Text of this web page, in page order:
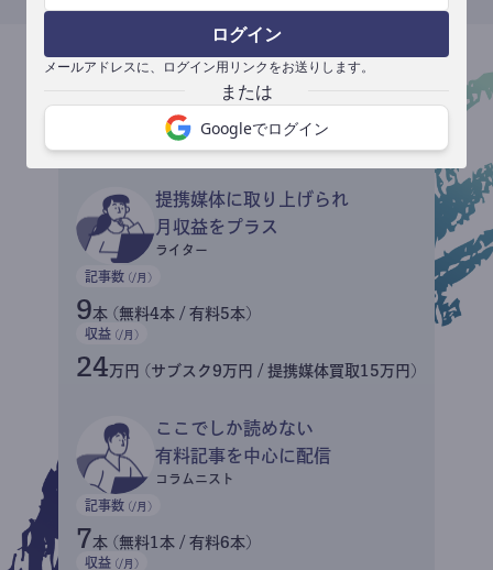
ログイン
メールアドレスに、ログイン用リンクをお送りします。
Googleでログイン
収益イメージ
提携媒体に取り上げられ
月収益をプラス
ライター
記事数 (/月)
9本 (無料4本 / 有料5本)
収益 (/月)
24万円 (サブスク9万円 / 提携媒体買取15万円)
ここでしか読めない
有料記事を中心に配信
コラムニスト
記事数 (/月)
7本 (無料1本 / 有料6本)
収益 (/月)